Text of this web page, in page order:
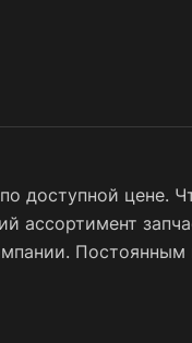
доступной цене.
ассортимент